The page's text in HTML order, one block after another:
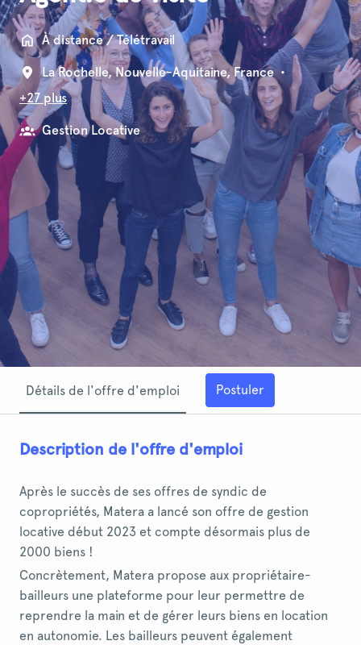
À distance / Télétravail
La Rochelle, Nouvelle-Aquitaine, France •
+27 plus
Gestion Locative
Détails de l'offre d'emploi Postuler
Description de l'offre d'emploi
Après le succès de ses offres de syndic de
copropriétés, Matera a lancé son offre de gestion
locative début 2023 et compte désormais plus de
2000 biens !
Concrètement, Matera propose aux propriétaire-
bailleurs une plateforme pour leur permettre de
reprendre la main et de gérer leurs biens en location
en autonomie. Les bailleurs peuvent également